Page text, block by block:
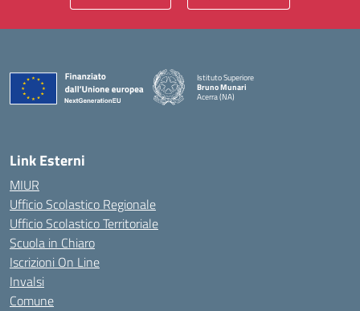
Istituto Superiore
Bruno Munari
Acerra (NA)
Link Esterni
MIUR
Ufficio Scolastico Regionale
Ufficio Scolastico Territoriale
Scuola in Chiaro
Iscrizioni On Line
Invalsi
Comune